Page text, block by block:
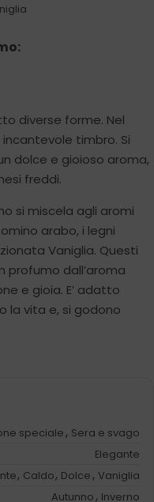
diverse forme. Nel
timbro. Si
dolce e gioioso aroma,
freddi.
si miscela agli aromi
arabo, i legni
Vaniglia. Questi
profumo dall’aroma
e gioia. E’ adatto
la vita e, si godono
speciale , Sera e svago
Elegante
, Caldo, Dolce , Vaniglia
Autunno , Inverno